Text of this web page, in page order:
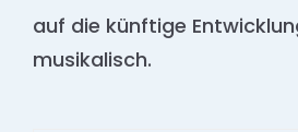
auf die künftige
musikalisch.